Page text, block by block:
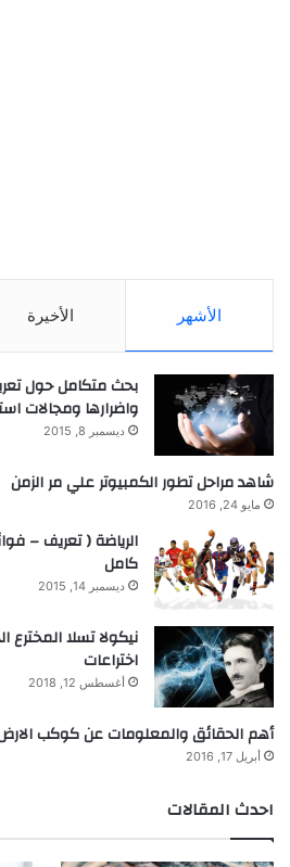
الأشهر الأخيرة
بحث متكامل حول
واضرارها ومجالات
ديسمبر 8, 2015
شاهد مراحل تطور الكمبيوتر علي مر الزمن
مايو 24, 2016
الرياضة ( تعريف –
كامل
ديسمبر 14, 2015
اختراعات
أغسطس 12, 2018
أهم الحقائق والمعلومات عن كوكب
أبريل 17, 2016
احدث المقالات